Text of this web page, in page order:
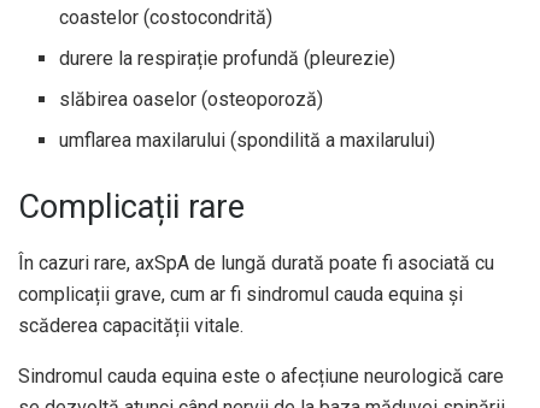
coastelor (costocondrită)
durere la respirație profundă (pleurezie)
slăbirea oaselor (osteoporoză)
umflarea maxilarului (spondilită a maxilarului)
Complicații rare
În cazuri rare, axSpA de lungă durată poate fi asociată cu
complicații grave, cum ar fi sindromul cauda equina și
scăderea capacității vitale.
Sindromul cauda equina este o afecțiune neurologică care